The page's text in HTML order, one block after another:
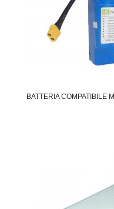
BATTERIA COMPATIBILE